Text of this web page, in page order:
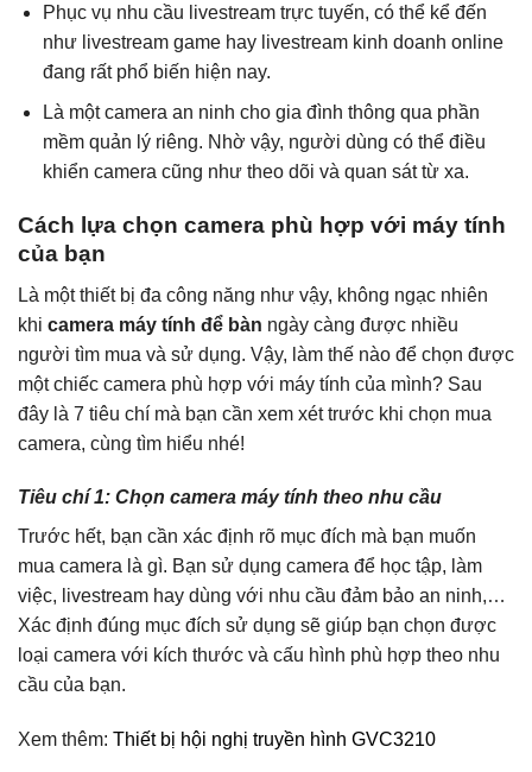
Phục vụ nhu cầu livestream trực tuyến, có thể kể đến
như livestream game hay livestream kinh doanh online
đang rất phổ biến hiện nay.
Là một camera an ninh cho gia đình thông qua phần
mềm quản lý riêng. Nhờ vậy, người dùng có thể điều
khiển camera cũng như theo dõi và quan sát từ xa.
Cách lựa chọn camera phù hợp với máy tính
của bạn
Là một thiết bị đa công năng như vậy, không ngạc nhiên
khi camera máy tính để bàn ngày càng được nhiều
người tìm mua và sử dụng. Vậy, làm thế nào để chọn được
một chiếc camera phù hợp với máy tính của mình? Sau
đây là 7 tiêu chí mà bạn cần xem xét trước khi chọn mua
camera, cùng tìm hiểu nhé!
Tiêu chí 1: Chọn camera máy tính theo nhu cầu
Trước hết, bạn cần xác định rõ mục đích mà bạn muốn
mua camera là gì. Bạn sử dụng camera để học tập, làm
việc, livestream hay dùng với nhu cầu đảm bảo an ninh,…
Xác định đúng mục đích sử dụng sẽ giúp bạn chọn được
loại camera với kích thước và cấu hình phù hợp theo nhu
cầu của bạn.
Xem thêm: Thiết bị hội nghị truyền hình GVC3210